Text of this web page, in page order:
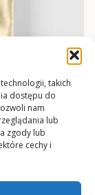
takich
dostępu do
nam
lub
zgody lub
cechy i